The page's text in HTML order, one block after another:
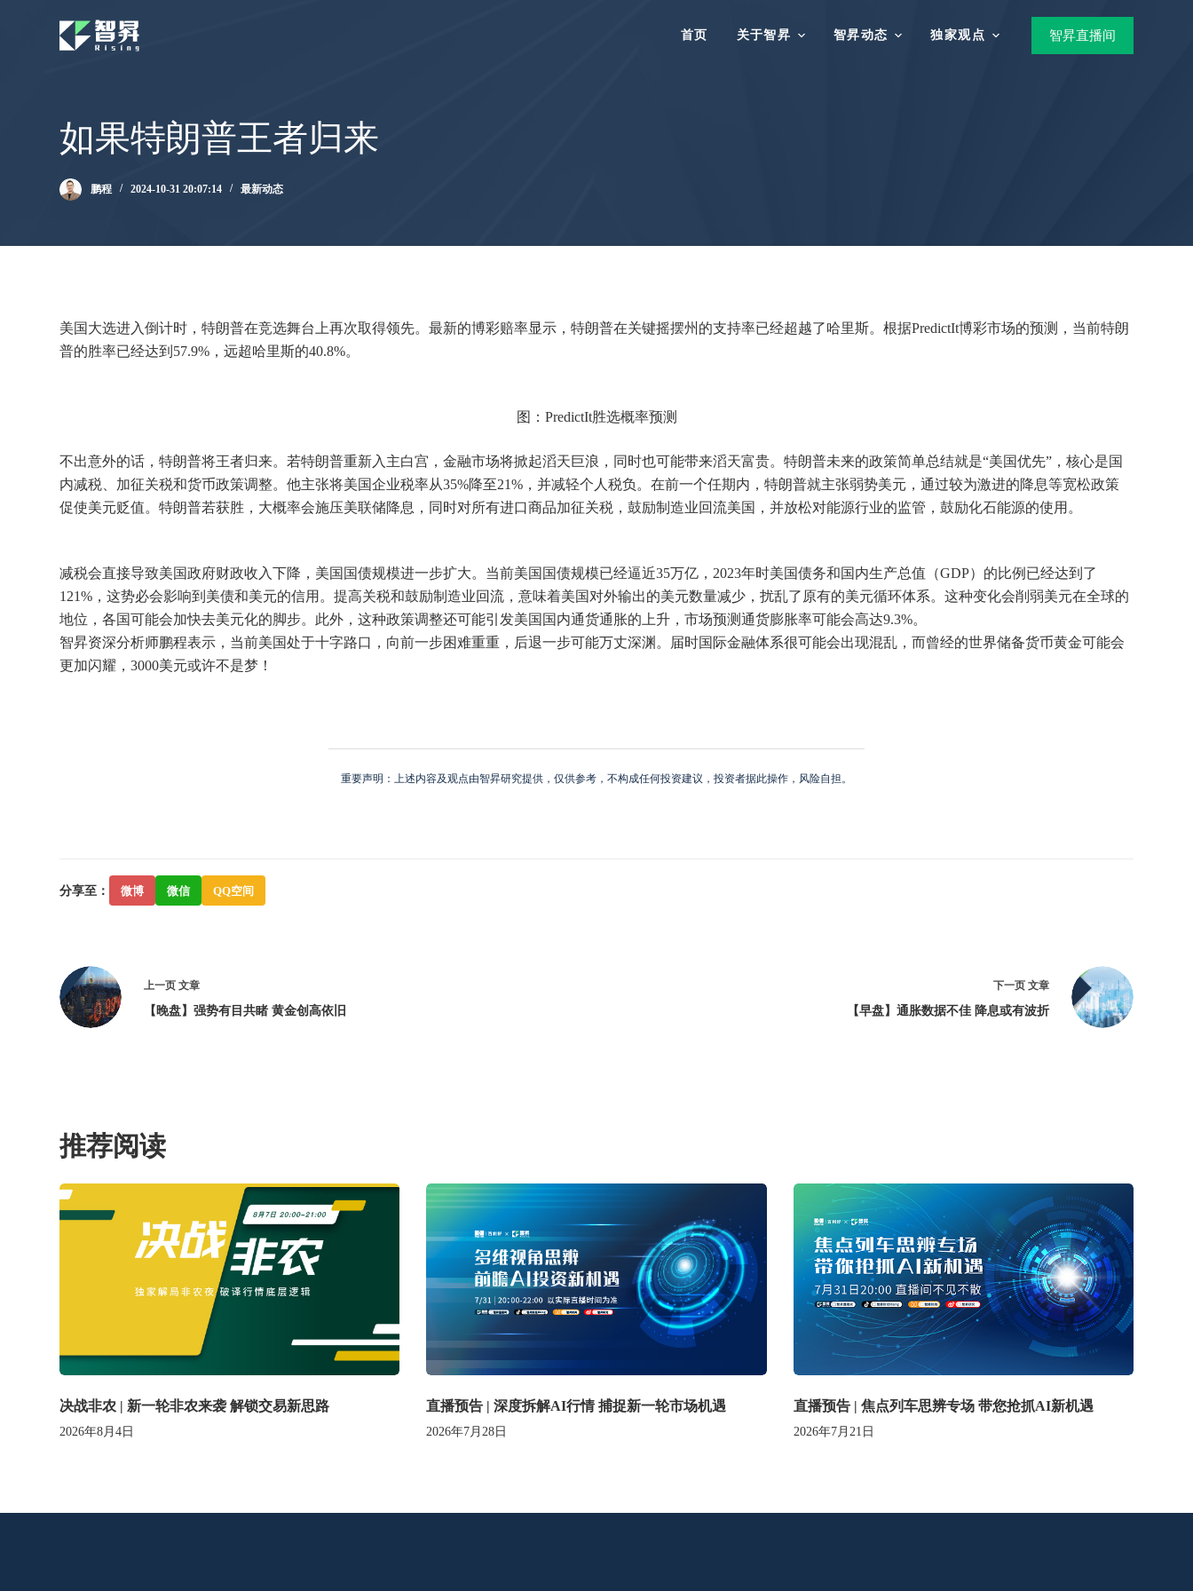
首页 关于智昇 智昇动态 独家观点 智昇直播间
如果特朗普王者归来
鹏程 2024-10-31 20:07:14 最新动态
美国大选进入倒计时，特朗普在竞选舞台上再次取得领先。最新的博彩赔率显示，特朗普在关键摇摆州的支持率已经超越了哈里斯。根据PredictIt博彩市场的预测，当前特朗
普的胜率已经达到57.9%，远超哈里斯的40.8%。
图：PredictIt胜选概率预测
不出意外的话，特朗普将王者归来。若特朗普重新入主白宫，金融市场将掀起滔天巨浪，同时也可能带来滔天富贵。特朗普未来的政策简单总结就是“美国优先”，核心是国
内减税、加征关税和货币政策调整。他主张将美国企业税率从35%降至21%，并减轻个人税负。在前一个任期内，特朗普就主张弱势美元，通过较为激进的降息等宽松政策
促使美元贬值。特朗普若获胜，大概率会施压美联储降息，同时对所有进口商品加征关税，鼓励制造业回流美国，并放松对能源行业的监管，鼓励化石能源的使用。
减税会直接导致美国政府财政收入下降，美国国债规模进一步扩大。当前美国国债规模已经逼近35万亿，2023年时美国债务和国内生产总值（GDP）的比例已经达到了
121%，这势必会影响到美债和美元的信用。提高关税和鼓励制造业回流，意味着美国对外输出的美元数量减少，扰乱了原有的美元循环体系。这种变化会削弱美元在全球的
地位，各国可能会加快去美元化的脚步。此外，这种政策调整还可能引发美国国内通货通胀的上升，市场预测通货膨胀率可能会高达9.3%。
智昇资深分析师鹏程表示，当前美国处于十字路口，向前一步困难重重，后退一步可能万丈深渊。届时国际金融体系很可能会出现混乱，而曾经的世界储备货币黄金可能会
更加闪耀，3000美元或许不是梦！
重要声明：上述内容及观点由智昇研究提供，仅供参考，不构成任何投资建议，投资者据此操作，风险自担。
分享至： 微博 微信 QQ空间
上一页文章
【晚盘】强势有目共睹 黄金创高依旧
下一页 文章
【早盘】通胀数据不佳 降息或有波折
推荐阅读
决战非农 | 新一轮非农来袭 解锁交易新思路
2026年8月4日
直播预告 | 深度拆解AI行情 捕捉新一轮市场机遇
2026年7月28日
直播预告 | 焦点列车思辨专场 带您抢抓AI新机遇
2026年7月21日